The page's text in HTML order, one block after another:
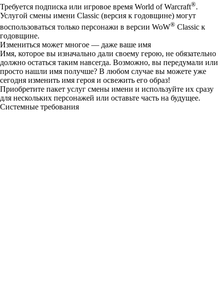
Available actions
Требуется подписка или игровое время World of Warcraft®.
Услугой смены имени Classic (версия к годовщине) могут
воспользоваться только персонажи в версии WoW® Classic к
годовщине.
Измениться может многое — даже ваше имя
Имя, которое вы изначально дали своему герою, не обязательно
должно остаться таким навсегда. Возможно, вы передумали или
просто нашли имя получше? В любом случае вы можете уже
сегодня изменить имя героя и освежить его образ!
Приобретите пакет услуг смены имени и используйте их сразу
для нескольких персонажей или оставьте часть на будущее.
Системные требования